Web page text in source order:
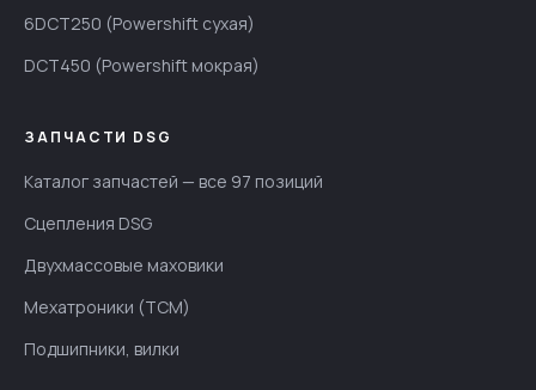
6DCT250 (Powershift сухая)
DCT450 (Powershift мокрая)
ЗАПЧАСТИ DSG
Каталог запчастей — все 97 позиций
Сцепления DSG
Двухмассовые маховики
Мехатроники (TCM)
Подшипники, вилки